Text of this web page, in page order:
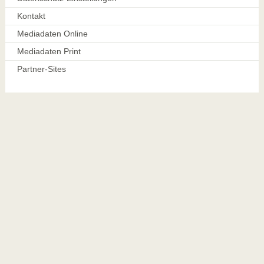
Kontakt
Mediadaten Online
Mediadaten Print
Partner-Sites